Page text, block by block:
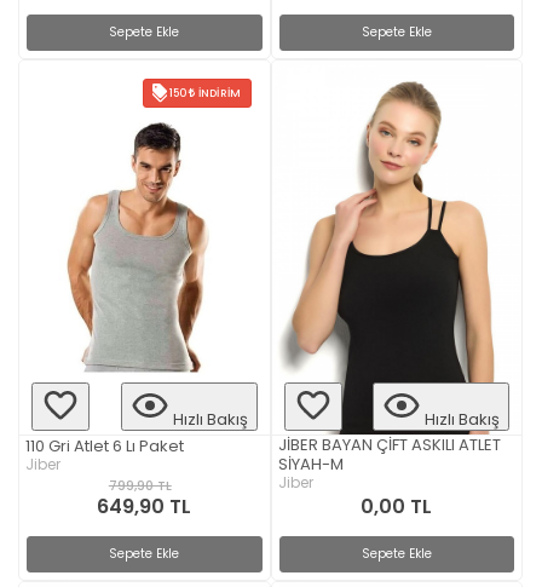
Sepete Ekle Sepete Ekle
150 İNDIRIM
Hızlı Bakış
110 Gri Atlet 6 Lı Paket
Jiber
799,90 TL
649,90 TL
Sepete Ekle
Hızlı Bakış
JİBER BAYAN ÇİFT ASKILI ATLET
SİYAH-M
Jiber
0,00 TL
Sepete Ekle